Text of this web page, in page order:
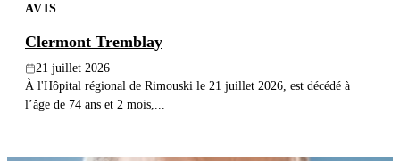
AVIS
Clermont Tremblay
21 juillet 2026
À l'Hôpital régional de Rimouski le 21 juillet 2026, est décédé à
l’âge de 74 ans et 2 mois,...